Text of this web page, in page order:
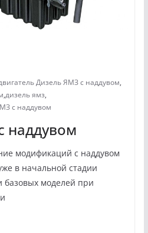
Дизель ЯМЗ с наддувом,
,дизель ямз,
с наддувом
наддувом
модификаций с наддувом
в начальной стадии
базовых моделей при